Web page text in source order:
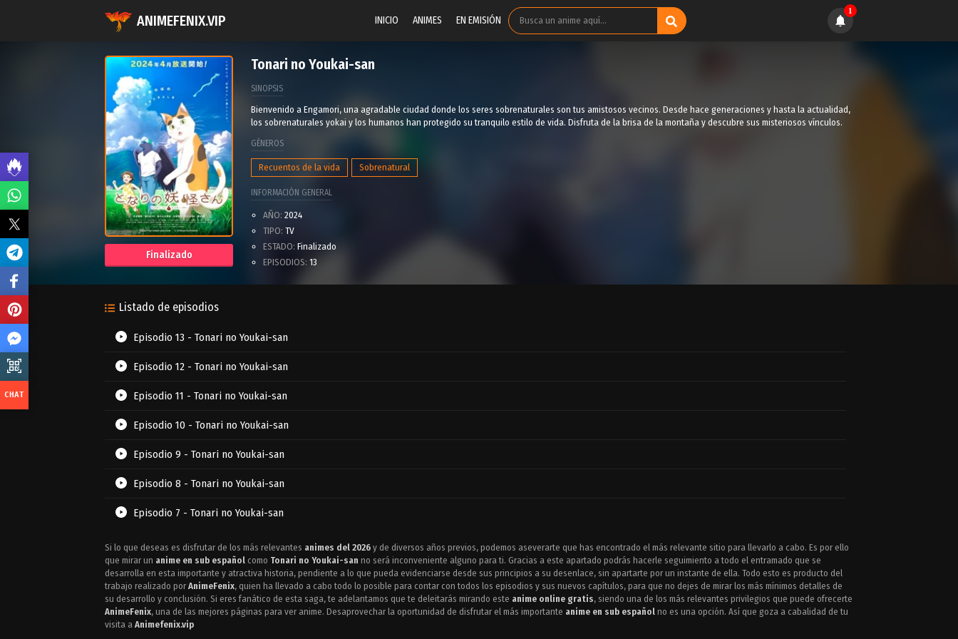
ANIMEFENIX.VIP INICIO ANIMES EN EMISIÓN
1
Finalizado
Tonari no Youkai-san
SINOPSIS
Bienvenido a Engamori, una agradable ciudad donde los seres sobrenaturales son tus amistosos vecinos. Desde hace generaciones y hasta la actualidad,
los sobrenaturales yokai y los humanos han protegido su tranquilo estilo de vida. Disfruta de la brisa de la montaña y descubre sus misteriosos vínculos.
GÉNEROS
Recuentos de la vida Sobrenatural
INFORMACIÓN GENERAL
AÑO: 2024
TIPO: TV
ESTADO: Finalizado
EPISODIOS: 13
Listado de episodios
Episodio 13 - Tonari no Youkai-san
Episodio 12 - Tonari no Youkai-san
Episodio 11 - Tonari no Youkai-san
Episodio 10 - Tonari no Youkai-san
Episodio 9 - Tonari no Youkai-san
Episodio 8 - Tonari no Youkai-san
Episodio 7 - Tonari no Youkai-san
Episodio 6 - Tonari no Youkai-san
Episodio 5 - Tonari no Youkai-san
Episodio 4 - Tonari no Youkai-san
Episodio 3 - Tonari no Youkai-san
Si lo que deseas es disfrutar de los más relevantes animes del 2026 y de diversos años previos, podemos aseverarte que has encontrado el más relevante sitio para llevarlo a cabo. Es por ello
que mirar un anime en sub español como Tonari no Youkai-san no será inconveniente alguno para ti. Gracias a este apartado podrás hacerle seguimiento a todo el entramado que se
desarrolla en esta importante y atractiva historia, pendiente a lo que pueda evidenciarse desde sus principios a su desenlace, sin apartarte por un instante de ella. Todo esto es producto del
trabajo realizado por AnimeFenix, quien ha llevado a cabo todo lo posible para contar con todos los episodios y sus nuevos capítulos, para que no dejes de mirar los más mínimos detalles de
su desarrollo y conclusión. Si eres fanático de esta saga, te adelantamos que te deleitarás mirando este anime online gratis, siendo una de los más relevantes privilegios que puede ofrecerte
AnimeFenix, una de las mejores páginas para ver anime. Desaprovechar la oportunidad de disfrutar el más importante anime en sub español no es una opción. Así que goza a cabalidad de tu
visita a Animefenix.vip